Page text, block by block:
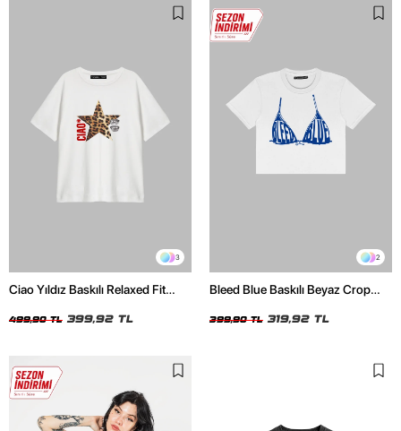
3
Ciao Yıldız Baskılı Relaxed Fit
499,90 TL 399,92 TL
2
Bleed Blue Baskılı Beyaz Crop
399,90 TL 319,92 TL